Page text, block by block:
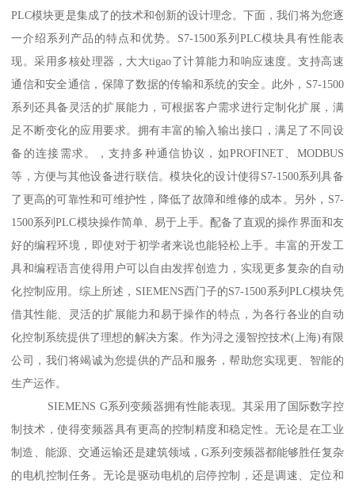
PLC模块更是集成了的技术和创新的设计理念。下面，我们将为您逐
一介绍系列产品的特点和优势。S7-1500系列PLC模块具有性能表
现。采用多核处理器，大大tigao了计算能力和响应速度。支持高速
通信和安全通信，保障了数据的传输和系统的安全。此外，S7-1500
系列还具备灵活的扩展能力，可根据客户需求进行定制化扩展，满
足不断变化的应用要求。拥有丰富的输入输出接口，满足了不同设
备的连接需求。，支持多种通信协议，如PROFINET、MODBUS
等，方便与其他设备进行联信。模块化的设计使得S7-1500系列具备
了更高的可靠性和可维护性，降低了故障和维修的成本。另外，S7-
1500系列PLC模块操作简单、易于上手。配备了直观的操作界面和友
好的编程环境，即使对于初学者来说也能轻松上手。丰富的开发工
具和编程语言使得用户可以自由发挥创造力，实现更多复杂的自动
化控制应用。综上所述，SIEMENS西门子的S7-1500系列PLC模块凭
借其性能、灵活的扩展能力和易于操作的特点，为各行各业的自动
化控制系统提供了理想的解决方案。作为浔之漫智控技术(上海)有限
公司，我们将竭诚为您提供的产品和服务，帮助您实现更、智能的
生产运作。
SIEMENS G系列变频器拥有性能表现。其采用了国际数字控
制技术，使得变频器具有更高的控制精度和稳定性。无论是在工业
制造、能源、交通运输还是建筑领域，G系列变频器都能够胜任复杂
的电机控制任务。无论是驱动电机的启停控制，还是调速、定位和